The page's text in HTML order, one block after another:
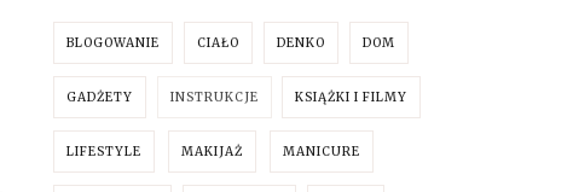
BLOGOWANIE CIAŁO DENKO DOM
GADŻETY INSTRUKCJE KSIĄŻKI I FILMY
LIFESTYLE MAKIJAŻ MANICURE